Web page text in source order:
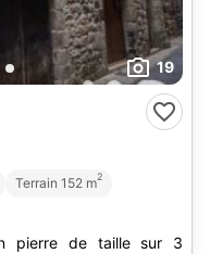
19
Terrain 152 m2
pierre de taille sur 3